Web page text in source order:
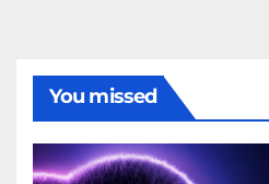
You missed